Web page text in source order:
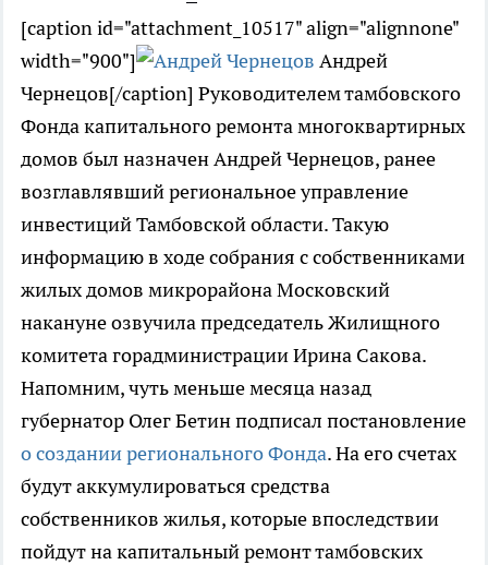
[caption id="attachment_10517" align="alignnone"
width="900"]
Андрей
Чернецов[/caption] Руководителем тамбовского
Фонда капитального ремонта многоквартирных
домов был назначен Андрей Чернецов, ранее
возглавлявший региональное управление
инвестиций Тамбовской области. Такую
информацию в ходе собрания с собственниками
жилых домов микрорайона Московский
накануне озвучила председатель Жилищного
комитета горадминистрации Ирина Сакова.
Напомним, чуть меньше месяца назад
губернатор Олег Бетин подписал постановление
о создании регионального Фонда. На его счетах
будут аккумулироваться средства
собственников жилья, которые впоследствии
пойдут на капитальный ремонт тамбовских